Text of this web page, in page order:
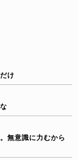
け
無意識に力むから